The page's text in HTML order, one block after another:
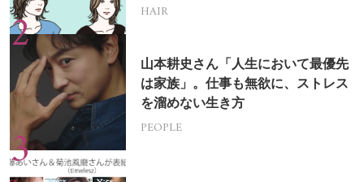
HAIR
山本耕史さん「人生において最優先
は家族」。仕事も無欲に、ストレス
を溜めない生き方
PEOPLE